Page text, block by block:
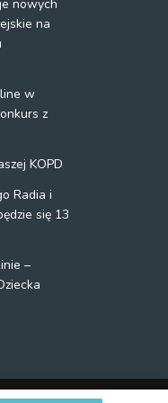
nowych
na
w
z
KOPD
Radia i
się 13
–